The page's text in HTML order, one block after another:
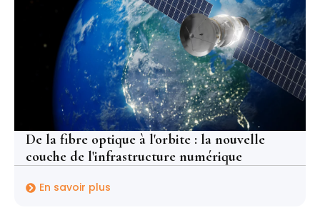
De la fibre optique à l'orbite : la nouvelle
couche de l'infrastructure numérique
En savoir plus